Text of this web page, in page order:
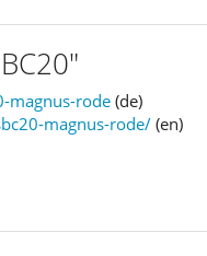
magnus-rode (de)
magnus-rode/ (en)